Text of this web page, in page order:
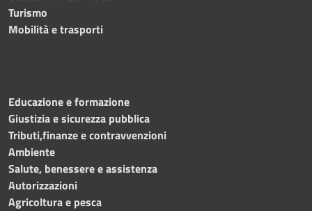
Turismo
Mobilità e trasporti
Educazione e formazione
Giustizia e sicurezza pubblica
Tributi,finanze e contravvenzioni
Ambiente
Salute, benessere e assistenza
Autorizzazioni
Agricoltura e pesca